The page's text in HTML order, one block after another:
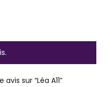
sur “Léa A11”